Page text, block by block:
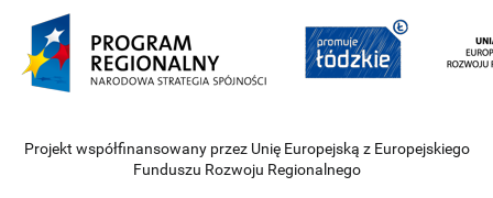
Projekt współfinansowany przez Unię Europejską z Europejskiego
Funduszu Rozwoju Regionalnego